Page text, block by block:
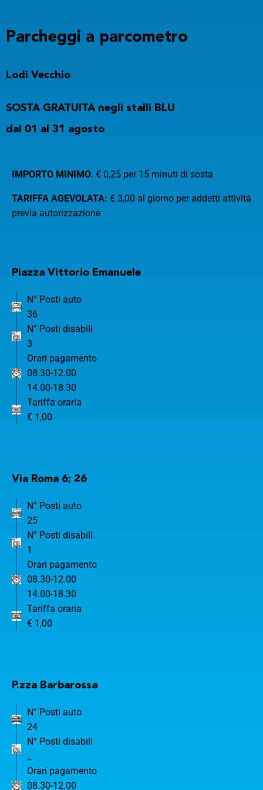
Parcheggi a parcometro
Lodi Vecchio
SOSTA GRATUITA negli stalli BLU
dal 01 al 31 agosto
IMPORTO MINIMO: € 0,25 per 15 minuti di sosta
TARIFFA AGEVOLATA: € 3,00 al giorno per addetti attività
previa autorizzazione
Piazza Vittorio Emanuele
N° Posti auto
36
N° Posti disabili
3
Orari pagamento
08.30-12.00
14.00-18.30
Tariffa oraria
€ 1,00
Via Roma 6; 26
N° Posti auto
25
N° Posti disabili
1
Orari pagamento
08.30-12.00
14.00-18.30
Tariffa oraria
€ 1,00
P.zza Barbarossa
N° Posti auto
24
N° Posti disabili
Orari pagamento
08.30-12.00